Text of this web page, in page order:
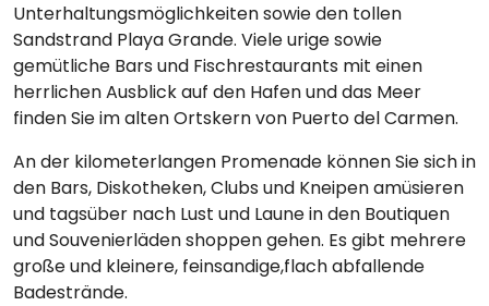
Unterhaltungsmöglichkeiten sowie den tollen
Sandstrand Playa Grande. Viele urige sowie
gemütliche Bars und Fischrestaurants mit einen
herrlichen Ausblick auf den Hafen und das Meer
finden Sie im alten Ortskern von Puerto del Carmen.
An der kilometerlangen Promenade können Sie sich in
den Bars, Diskotheken, Clubs und Kneipen amüsieren
und tagsüber nach Lust und Laune in den Boutiquen
und Souvenierläden shoppen gehen. Es gibt mehrere
große und kleinere, feinsandige,flach abfallende
Badestrände.